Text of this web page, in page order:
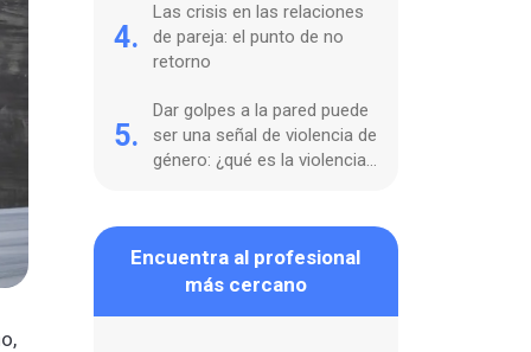
4.
Las crisis en las relaciones
de pareja: el punto de no
retorno
5.
Dar golpes a la pared puede
ser una señal de violencia de
género: ¿qué es la violencia
Encuentra al profesional
más cercano